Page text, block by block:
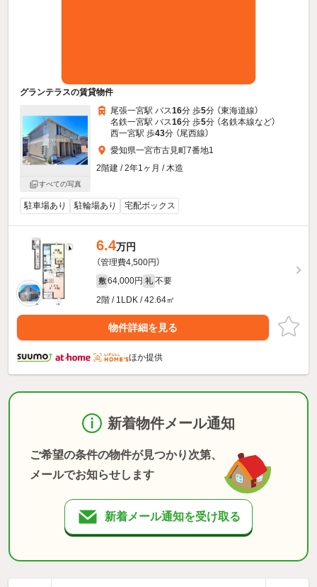
グランテラスの賃貸物件
すべての写真
尾張一宮駅 バス16分 歩5分 （東海道線）
名鉄一宮駅 バス16分 歩5分 （名鉄本線など）
西一宮駅 歩43分 （尾西線）
愛知県一宮市古見町7番地1
2階建 / 2年1ヶ月 / 木造
駐車場あり 駐輪場あり 宅配ボックス
6.4万円
（管理費4,500円）
敷 64,000円 礼 不要
2階 / 1LDK / 42.64㎡
物件詳細を見る
ほか提供
新着物件メール通知
ご希望の条件の物件が見つかり次第、
メールでお知らせします
新着メール通知を受け取る